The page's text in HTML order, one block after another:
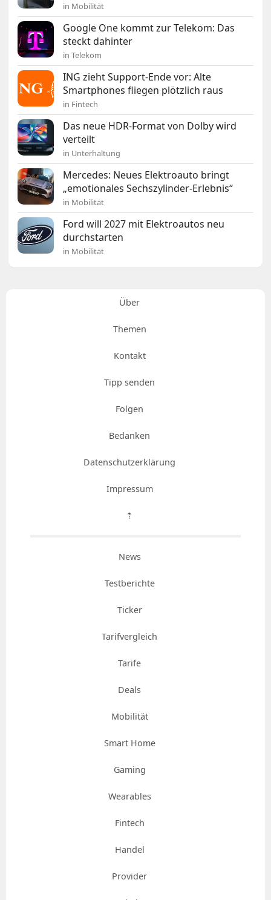
in Mobilität
Google One kommt zur Telekom: Das
steckt dahinter
in Telekom
ING zieht Support-Ende vor: Alte
Smartphones fliegen plötzlich raus
in Fintech
Das neue HDR-Format von Dolby wird
verteilt
in Unterhaltung
Mercedes: Neues Elektroauto bringt
„emotionales Sechszylinder-Erlebnis“
in Mobilität
Ford will 2027 mit Elektroautos neu
durchstarten
in Mobilität
Über
Themen
Kontakt
Tipp senden
Folgen
Bedanken
Datenschutzerklärung
Impressum
⇡
News
Testberichte
Ticker
Tarifvergleich
Tarife
Deals
Mobilität
Smart Home
Gaming
Wearables
Fintech
Handel
Provider